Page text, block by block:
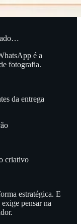
é a
fotografia.
da entrega
criativo
estratégica. E
pensar na